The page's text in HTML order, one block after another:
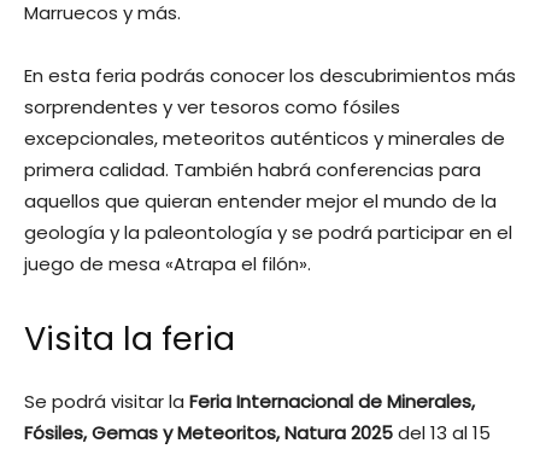
Marruecos y más.
En esta feria podrás conocer los descubrimientos más
sorprendentes y ver tesoros como fósiles
excepcionales, meteoritos auténticos y minerales de
primera calidad. También habrá conferencias para
aquellos que quieran entender mejor el mundo de la
geología y la paleontología y se podrá participar en el
juego de mesa «Atrapa el filón».
Visita la feria
Se podrá visitar la Feria Internacional de Minerales,
Fósiles, Gemas y Meteoritos, Natura 2025del 13 al 15